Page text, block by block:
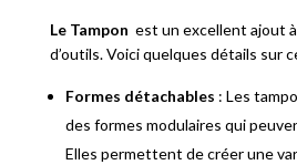
Le Tampon est un excellent ajout
d’outils. Voici quelques détails sur
Formes détachables : Les
des formes modulaires qui
Elles permettent de créer une